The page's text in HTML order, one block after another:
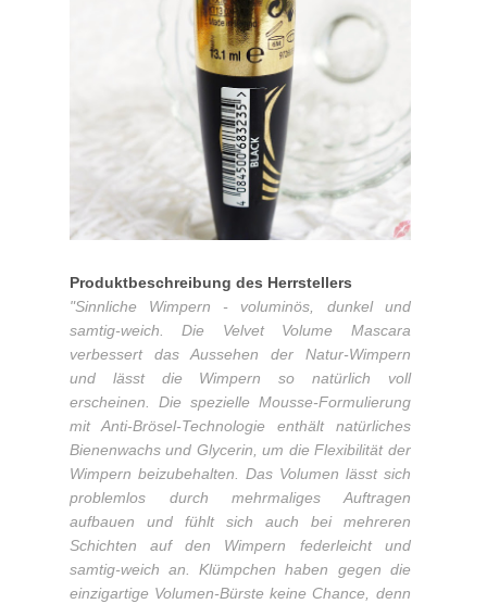
Produktbeschreibung des Herrstellers
"Sinnliche Wimpern - voluminös, dunkel und
samtig-weich. Die Velvet Volume Mascara
verbessert das Aussehen der Natur-Wimpern
und lässt die Wimpern so natürlich voll
erscheinen. Die spezielle Mousse-Formulierung
mit Anti-Brösel-Technologie enthält natürliches
Bienenwachs und Glycerin, um die Flexibilität der
Wimpern beizubehalten. Das Volumen lässt sich
problemlos durch mehrmaliges Auftragen
aufbauen und fühlt sich auch bei mehreren
Schichten auf den Wimpern federleicht und
samtig-weich an. Klümpchen haben gegen die
einzigartige Volumen-Bürste keine Chance, denn